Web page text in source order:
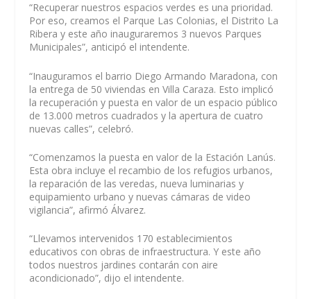
“Recuperar nuestros espacios verdes es una prioridad.
Por eso, creamos el Parque Las Colonias, el Distrito La
Ribera y este año inauguraremos 3 nuevos Parques
Municipales”, anticipó el intendente.
“Inauguramos el barrio Diego Armando Maradona, con
la entrega de 50 viviendas en Villa Caraza. Esto implicó
la recuperación y puesta en valor de un espacio público
de 13.000 metros cuadrados y la apertura de cuatro
nuevas calles”, celebró.
“Comenzamos la puesta en valor de la Estación Lanús.
Esta obra incluye el recambio de los refugios urbanos,
la reparación de las veredas, nueva luminarias y
equipamiento urbano y nuevas cámaras de video
vigilancia”, afirmó Álvarez.
“Llevamos intervenidos 170 establecimientos
educativos con obras de infraestructura. Y este año
todos nuestros jardines contarán con aire
acondicionado”, dijo el intendente.